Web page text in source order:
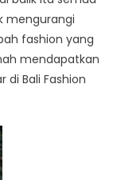
mengurangi
fashion yang
mendapatkan
di Bali Fashion